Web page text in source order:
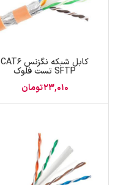
کابل شبکه نگزنس CAT6
SFTP تست فلوک
23,010تومان